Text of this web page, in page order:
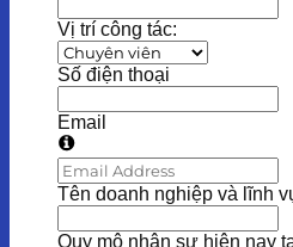
Vị trí công tác:
Số điện thoại
Email
Tên doanh nghiệp và lĩnh
Quy mô nhân sự hiện nay